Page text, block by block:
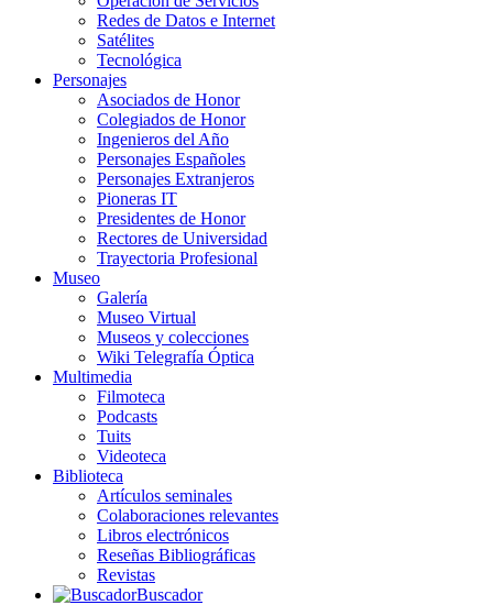
Redes de Datos e Internet
Satélites
Tecnológica
Personajes
Asociados de Honor
Colegiados de Honor
Ingenieros del Año
Personajes Españoles
Personajes Extranjeros
Pioneras IT
Presidentes de Honor
Rectores de Universidad
Trayectoria Profesional
Museo
Galería
Museo Virtual
Museos y colecciones
Wiki Telegrafía Óptica
Multimedia
Filmoteca
Podcasts
Tuits
Videoteca
Biblioteca
Artículos seminales
Colaboraciones relevantes
Libros electrónicos
Reseñas Bibliográficas
Revistas
Buscador